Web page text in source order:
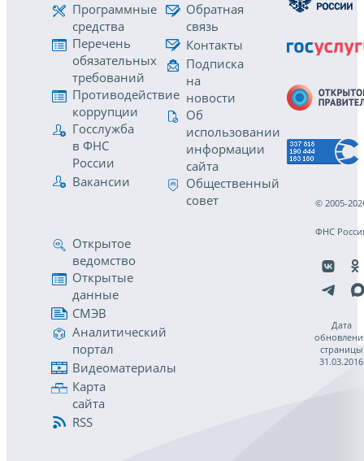
Программные
средства
Перечень
обязательных
требований
Противодействие
коррупции
Госслужба
в ФНС
России
Вакансии
Обратная
связь
Контакты
Подписка
на
новости
Об
использовании
информации
сайта
Общественный
совет
Открытое
ведомство
Открытые
данные
СМЭВ
Аналитический
портал
Видеоматериалы
Карта
сайта
RSS
© 2005-
ФНС
Дата
страницы
31.03.2016